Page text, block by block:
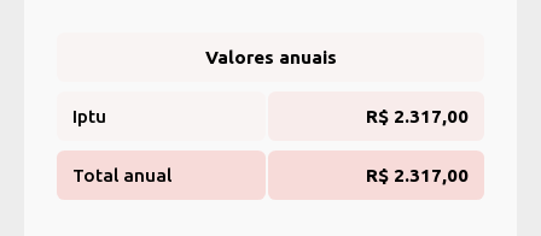
Valores anuais
Iptu R$ 2.317,00
Total anual R$ 2.317,00